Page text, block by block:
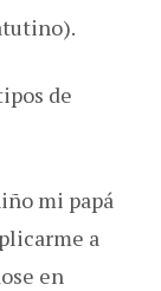
de
mi papá
a
en